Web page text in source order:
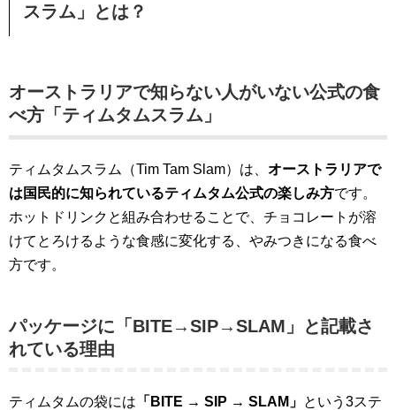
スラム」とは？
オーストラリアで知らない人がいない公式の食
べ方「ティムタムスラム」
ティムタムスラム（Tim Tam Slam）は、 オーストラリアで
は国民的に知られているティムタム公式の楽しみ方です。
ホットドリンクと組み合わせることで、チョコレートが溶
けてとろけるような食感に変化する、やみつきになる食べ
方です。
パッケージに「BITE→SIP→SLAM」と記載さ
れている理由
ティムタムの袋には 「BITE → SIP → SLAM」 という3ステ